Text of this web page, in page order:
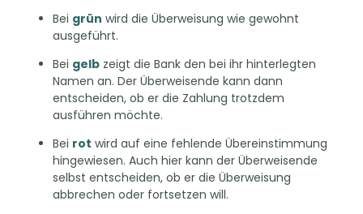
Bei grün wird die Überweisung wie gewohnt
ausgeführt.
Bei gelb zeigt die Bank den bei ihr hinterlegten
Namen an. Der Überweisende kann dann
entscheiden, ob er die Zahlung trotzdem
ausführen möchte.
Bei rot wird auf eine fehlende Übereinstimmung
hingewiesen. Auch hier kann der Überweisende
selbst entscheiden, ob er die Überweisung
abbrechen oder fortsetzen will.